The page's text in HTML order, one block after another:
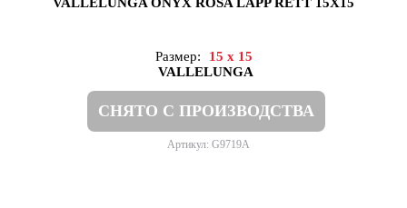
Размер:
15 x 15
VALLELUNGA
СНЯТО С ПРОИЗВОДСТВА
Артикул: G9719A